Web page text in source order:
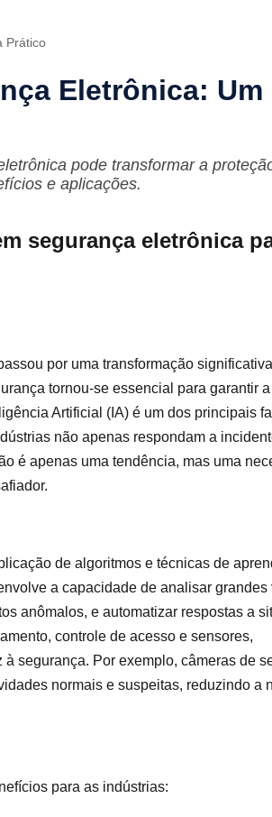
Prático
Eletrônica: Um
pode transformar a
e aplicações.
segurança eletrônica
por uma transformação
tornou-se essencial para garantir
Artificial (IA) é um dos principais
não apenas respondam a
é apenas uma tendência, mas uma
de algoritmos e técnicas de
a capacidade de analisar grandes
anômalos, e automatizar respostas a
controle de acesso e sensores,
segurança. Por exemplo, câmeras de
normais e suspeitas, reduzindo a
para as indústrias: